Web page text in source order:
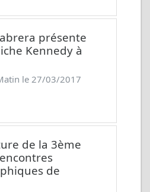
présente
Kennedy à
le 27/03/2017
de la 3ème
de